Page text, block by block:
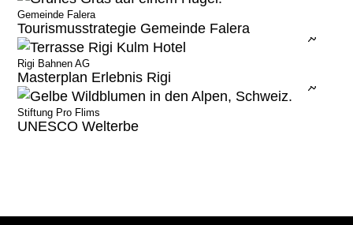
Blog
Bibliothek
Quant-Methodik®
Methodenkompetenz
Future Room
Gemeinde Falera
Tourismusstrategie Gemeinde Falera
Rigi Bahnen AG
Masterplan Erlebnis Rigi
Stiftung Pro Flims
UNESCO Welterbe